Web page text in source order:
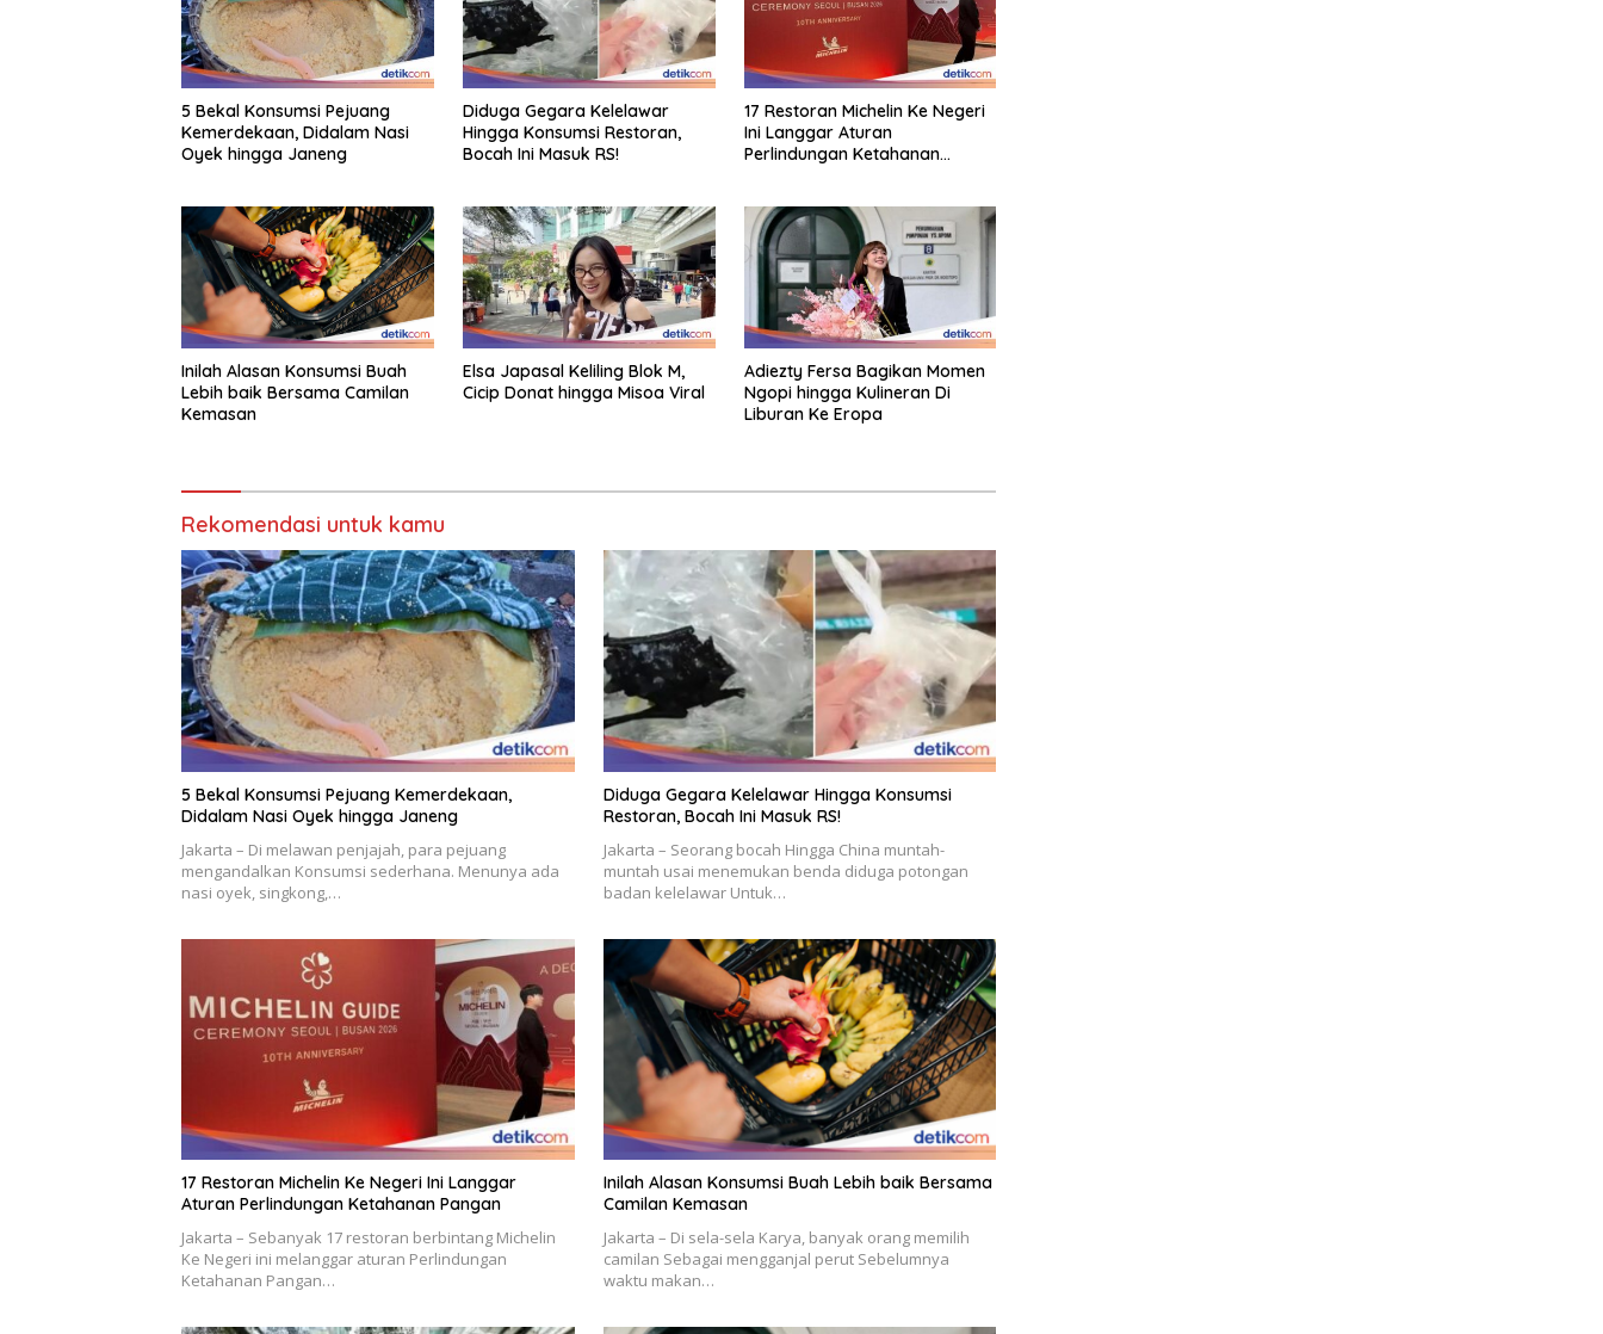
5 Bekal Konsumsi Pejuang
Kemerdekaan, Didalam Nasi
Oyek hingga Janeng
Diduga Gegara Kelelawar
Hingga Konsumsi Restoran,
Bocah Ini Masuk RS!
17 Restoran Michelin Ke Negeri
Ini Langgar Aturan
Perlindungan Ketahanan
Inilah Alasan Konsumsi Buah
Lebih baik Bersama Camilan
Kemasan
Elsa Japasal Keliling Blok M,
Cicip Donat hingga Misoa Viral
Adiezty Fersa Bagikan Momen
Ngopi hingga Kulineran Di
Liburan Ke Eropa
Rekomendasi untuk kamu
5 Bekal Konsumsi Pejuang Kemerdekaan,
Didalam Nasi Oyek hingga Janeng
Jakarta – Di melawan penjajah, para pejuang
mengandalkan Konsumsi sederhana. Menunya ada
nasi oyek, singkong,…
Diduga Gegara Kelelawar Hingga Konsumsi
Restoran, Bocah Ini Masuk RS!
Jakarta – Seorang bocah Hingga China muntah-
muntah usai menemukan benda diduga potongan
badan kelelawar Untuk…
17 Restoran Michelin Ke Negeri Ini Langgar
Aturan Perlindungan Ketahanan Pangan
Jakarta – Sebanyak 17 restoran berbintang Michelin
Ke Negeri ini melanggar aturan Perlindungan
Ketahanan Pangan…
Inilah Alasan Konsumsi Buah Lebih baik Bersama
Camilan Kemasan
Jakarta – Di sela-sela Karya, banyak orang memilih
camilan Sebagai mengganjal perut Sebelumnya
waktu makan…